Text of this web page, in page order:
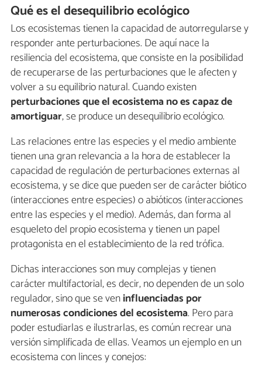
Qué es el desequilibrio ecológico
Los ecosistemas tienen la capacidad de autorregularse y
responder ante perturbaciones. De aquí nace la
resiliencia del ecosistema, que consiste en la posibilidad
de recuperarse de las perturbaciones que le afecten y
volver a su equilibrio natural. Cuando existen
perturbaciones que el ecosistema no es capaz de
amortiguar, se produce un desequilibrio ecológico.
Las relaciones entre las especies y el medio ambiente
tienen una gran relevancia a la hora de establecer la
capacidad de regulación de perturbaciones externas al
ecosistema, y se dice que pueden ser de carácter biótico
(interacciones entre especies) o abióticos (interacciones
entre las especies y el medio). Además, dan forma al
esqueleto del propio ecosistema y tienen un papel
protagonista en el establecimiento de la red trófica.
Dichas interacciones son muy complejas y tienen
carácter multifactorial, es decir, no dependen de un solo
regulador, sino que se veninfluenciadas por
numerosas condiciones del ecosistema. Pero para
poder estudiarlas e ilustrarlas, es común recrear una
versión simplificada de ellas. Veamos un ejemplo en un
ecosistema con linces y conejos: